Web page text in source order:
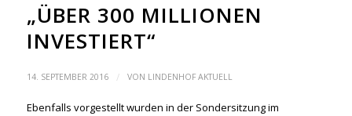
„ÜBER 300 MILLIONEN
INVESTIERT“
14. SEPTEMBER 2016 / VON LINDENHOF AKTUELL
Ebenfalls vorgestellt wurden in der Sondersitzung im